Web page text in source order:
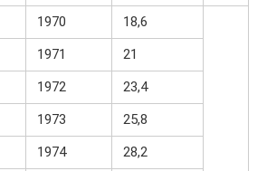
1970
18,6
1971
21
1972
23,4
1973
25,8
1974
28,2